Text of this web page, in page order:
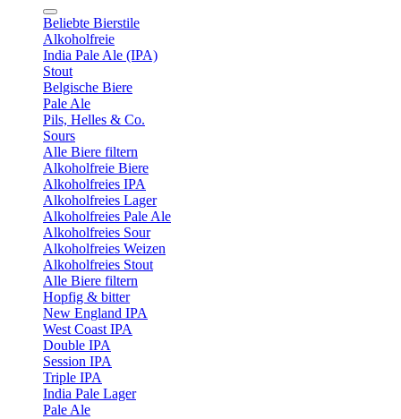
Beliebte Bierstile
Alkoholfreie
India Pale Ale (IPA)
Stout
Belgische Biere
Pale Ale
Pils, Helles & Co.
Sours
Alle Biere filtern
Alkoholfreie Biere
Alkoholfreies IPA
Alkoholfreies Lager
Alkoholfreies Pale Ale
Alkoholfreies Sour
Alkoholfreies Weizen
Alkoholfreies Stout
Alle Biere filtern
Hopfig & bitter
New England IPA
West Coast IPA
Double IPA
Session IPA
Triple IPA
India Pale Lager
Pale Ale